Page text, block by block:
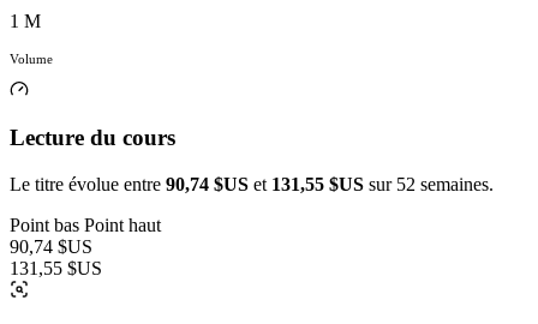
1 M
Volume
Lecture du cours
Le titre évolue entre 90,74 $US et 131,55 $US sur 52 semaines.
Point bas Point haut
90,74 $US
131,55 $US